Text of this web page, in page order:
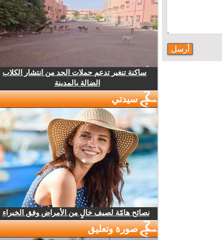
ساكنة تنغير تدعم حملات الحد من انتشار الكلاب
الضالة بالمدينة
سيدتي
نصائح هامّة لصيف خالٍ من الأمراض وفق الخبراء
صورة وتعليق